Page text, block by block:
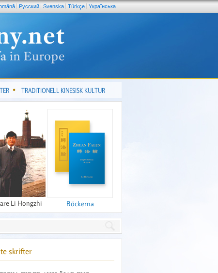
Pусский Svenska Türkçe Yкраїнська
TRADITIONELL KINESISK KULTUR
Li Hongzhi Böckerna
skrifter